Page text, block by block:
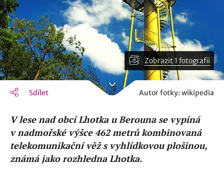
Zobrazit 1 fotografii
Sdílet Autor fotky: wikipedia
V lese nad obcí Lhotka u Berouna se vypíná
v nadmořské výšce 462 metrů kombinovaná
telekomunikační věž s vyhlídkovou plošinou,
známá jako rozhledna Lhotka.